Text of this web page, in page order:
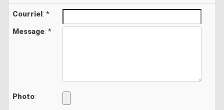
Courriel: *
Message: *
Photo: